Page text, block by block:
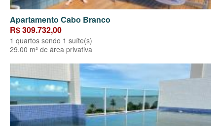
Apartamento Cabo Branco
R$ 309.732,00
1 quartos sendo 1 suíte(s)
29.00 m² de área privativa